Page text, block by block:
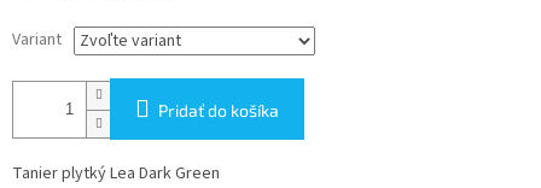
Variant
Pridať do košíka
Tanier plytký Lea Dark Green